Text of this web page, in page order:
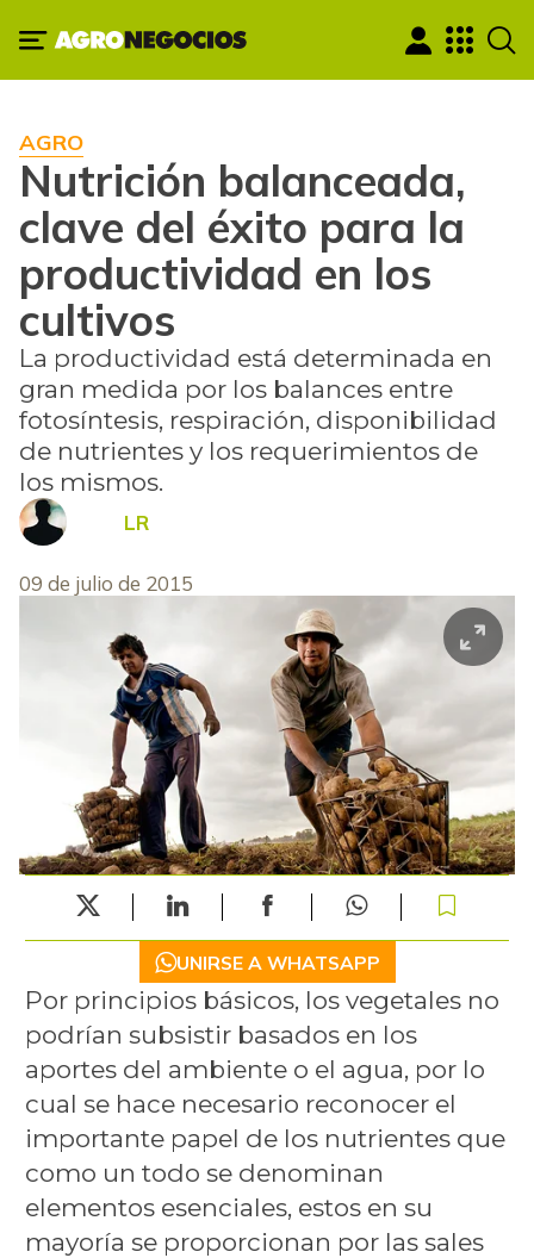
AGRO
Nutrición balanceada,
clave del éxito para la
productividad en los
cultivos
La productividad está determinada en
gran medida por los balances entre
fotosíntesis, respiración, disponibilidad
de nutrientes y los requerimientos de
los mismos.
LR
09 de julio de 2015
UNIRSE A WHATSAPP
Por principios básicos, los vegetales no
podrían subsistir basados en los
aportes del ambiente o el agua, por lo
cual se hace necesario reconocer el
importante papel de los nutrientes que
como un todo se denominan
elementos esenciales, estos en su
mayoría se proporcionan por las sales